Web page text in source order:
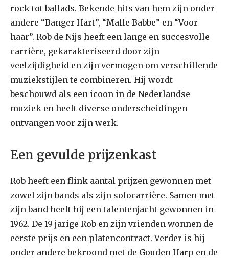
rock tot ballads. Bekende hits van hem zijn onder
andere “Banger Hart”, “Malle Babbe” en “Voor
haar”. Rob de Nijs heeft een lange en succesvolle
carrière, gekarakteriseerd door zijn
veelzijdigheid en zijn vermogen om verschillende
muziekstijlen te combineren. Hij wordt
beschouwd als een icoon in de Nederlandse
muziek en heeft diverse onderscheidingen
ontvangen voor zijn werk.
Een gevulde prijzenkast
Rob heeft een flink aantal prijzen gewonnen met
zowel zijn bands als zijn solocarrière. Samen met
zijn band heeft hij een talentenjacht gewonnen in
1962. De 19 jarige Rob en zijn vrienden wonnen de
eerste prijs en een platencontract. Verder is hij
onder andere bekroond met de Gouden Harp en de